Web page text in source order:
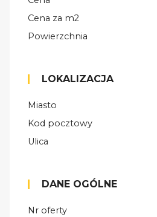
Cena za m2
Powierzchnia
LOKALIZACJA
Miasto
Kod pocztowy
Ulica
DANE OGÓLNE
Nr oferty